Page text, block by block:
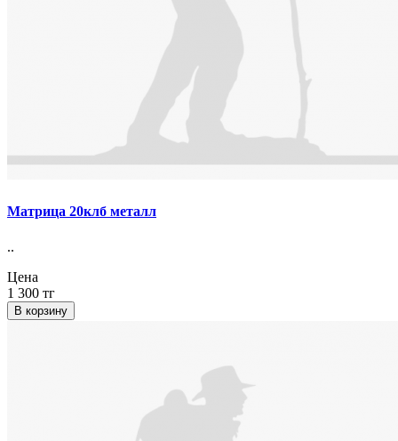
Матрица 20клб металл
..
Цена
1 300 тг
В корзину